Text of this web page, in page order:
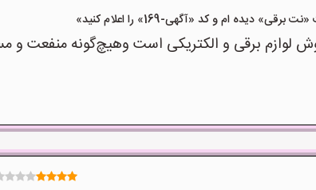
ام و کد «آگهی-169» را اعلام کنید»
برقی و الکتریکی است وهیچ‌گونه منفعت و